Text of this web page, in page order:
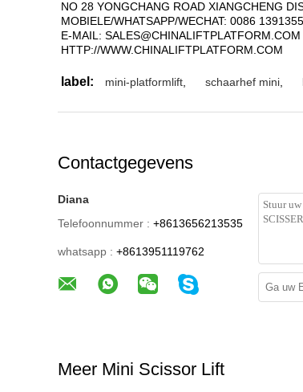
NO 28 YONGCHANG ROAD XIANGCHENG
MOBIELE/WHATSAPP/WECHAT: 0086
E-MAIL: SALES@CHINALIFTPLATFORM.COM
HTTP://WWW.CHINALIFTPLATFORM.COM
label: mini-platformlift schaarhef mini
Contactgegevens
Diana
Telefoonnummer : +8613656213535
whatsapp : +8613951119762
Meer Mini Scissor Lift